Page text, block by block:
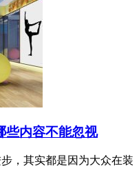
些内容不能忽视
，其实都是因为大众在装